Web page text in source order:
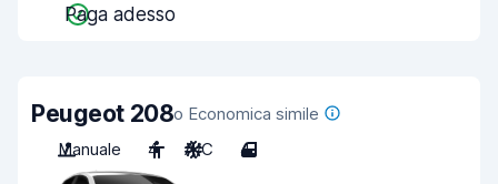
Paga adesso
Peugeot 208o Economica simile
Manuale
4 A/C 4